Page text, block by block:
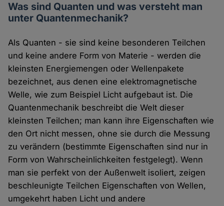
Was sind Quanten und was versteht man
unter Quantenmechanik?
Als Quanten - sie sind keine besonderen Teilchen
und keine andere Form von Materie - werden die
kleinsten Energiemengen oder Wellenpakete
bezeichnet, aus denen eine elektromagnetische
Welle, wie zum Beispiel Licht aufgebaut ist. Die
Quantenmechanik beschreibt die Welt dieser
kleinsten Teilchen; man kann ihre Eigenschaften wie
den Ort nicht messen, ohne sie durch die Messung
zu verändern (bestimmte Eigenschaften sind nur in
Form von Wahrscheinlichkeiten festgelegt). Wenn
man sie perfekt von der Außenwelt isoliert, zeigen
beschleunigte Teilchen Eigenschaften von Wellen,
umgekehrt haben Licht und andere